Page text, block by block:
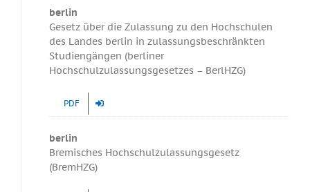
berlin
Gesetz über die Zulassung zu den Hochschulen
des Landes berlin in zulassungsbeschränkten
Studiengängen (berliner
Hochschulzulassungsgesetzes – BerlHZG)
PDF
berlin
Bremisches Hochschulzulassungsgesetz
(BremHZG)